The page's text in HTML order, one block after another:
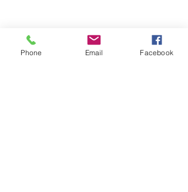
Phone Email Facebook